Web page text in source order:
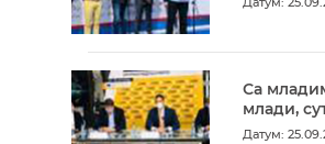
Са
млади,
Датум: